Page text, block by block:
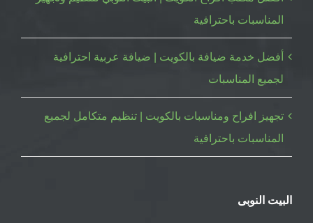
المناسبات باحترافية
أفضل خدمة ضيافة بالكويت | ضيافة عربية احترافية
لجميع المناسبات
تجهيز افراح ومناسبات بالكويت | تنظيم متكامل لجميع
المناسبات باحترافية
البيت النوبى